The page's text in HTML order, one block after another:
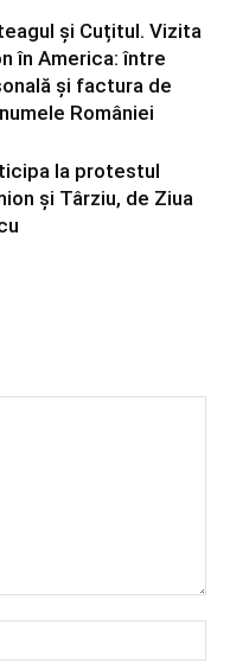
și Cuțitul. Vizita
în America: între
și factura de
României
la protestul
și Târziu, de Ziua